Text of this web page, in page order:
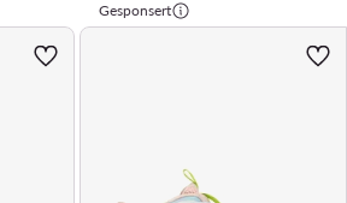
Gesponsert